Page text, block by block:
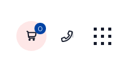
0